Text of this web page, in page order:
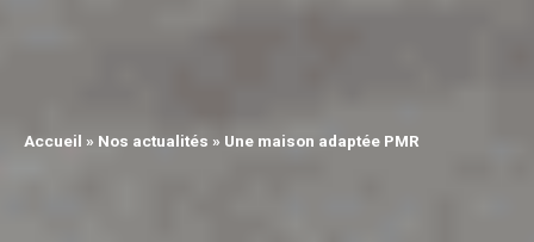
Accueil » Nos actualités » Une maison adaptée PMR